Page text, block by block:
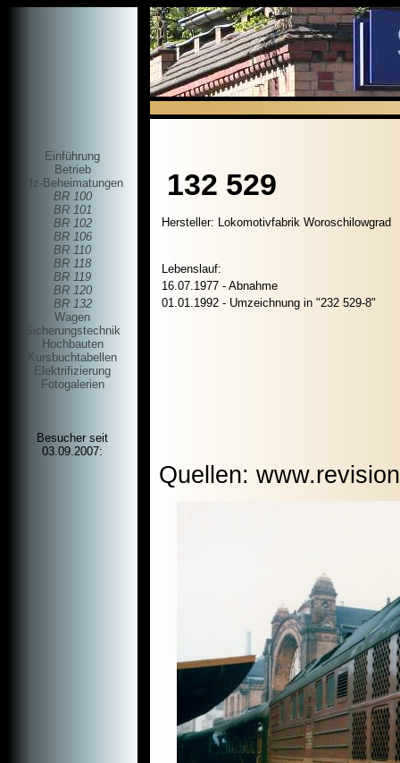
Einführung
Betrieb
Tfz-Beheimatungen
BR 100
BR 101
BR 102
BR 106
BR 110
BR 118
BR 119
BR 120
BR 132
Wagen
Sicherungstechnik
Hochbauten
Kursbuchtabellen
Elektrifizierung
Fotogalerien
Besucher seit
03.09.2007:
132 529
Hersteller: Lokomotivfabrik Woroschilowgrad
Lebenslauf:
16.07.1977 - Abnahme
01.01.1992 - Umzeichnung in "232 529-8"
Quellen: